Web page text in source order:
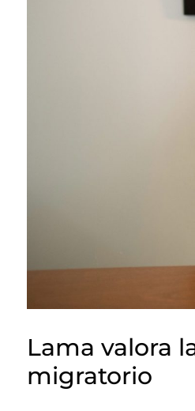
Lama valora
migratorio